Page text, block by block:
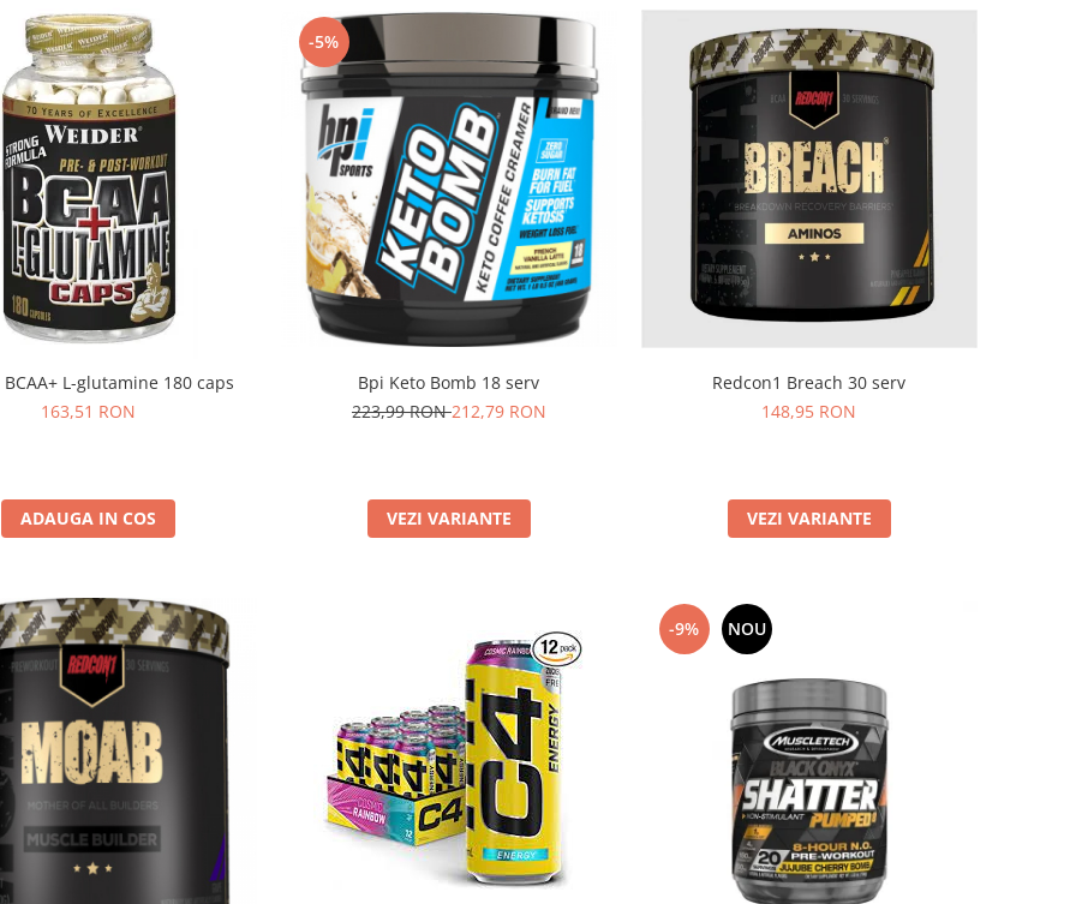
L-glutamine 180 caps
163,51 RON
ADAUGA IN COS
-5%
Bpi Keto Bomb 18 serv
223,99 RON212,79 RON
VEZI VARIANTE
Redcon1 Breach 30 serv
148,95 RON
VEZI VARIANTE
-9% NOU